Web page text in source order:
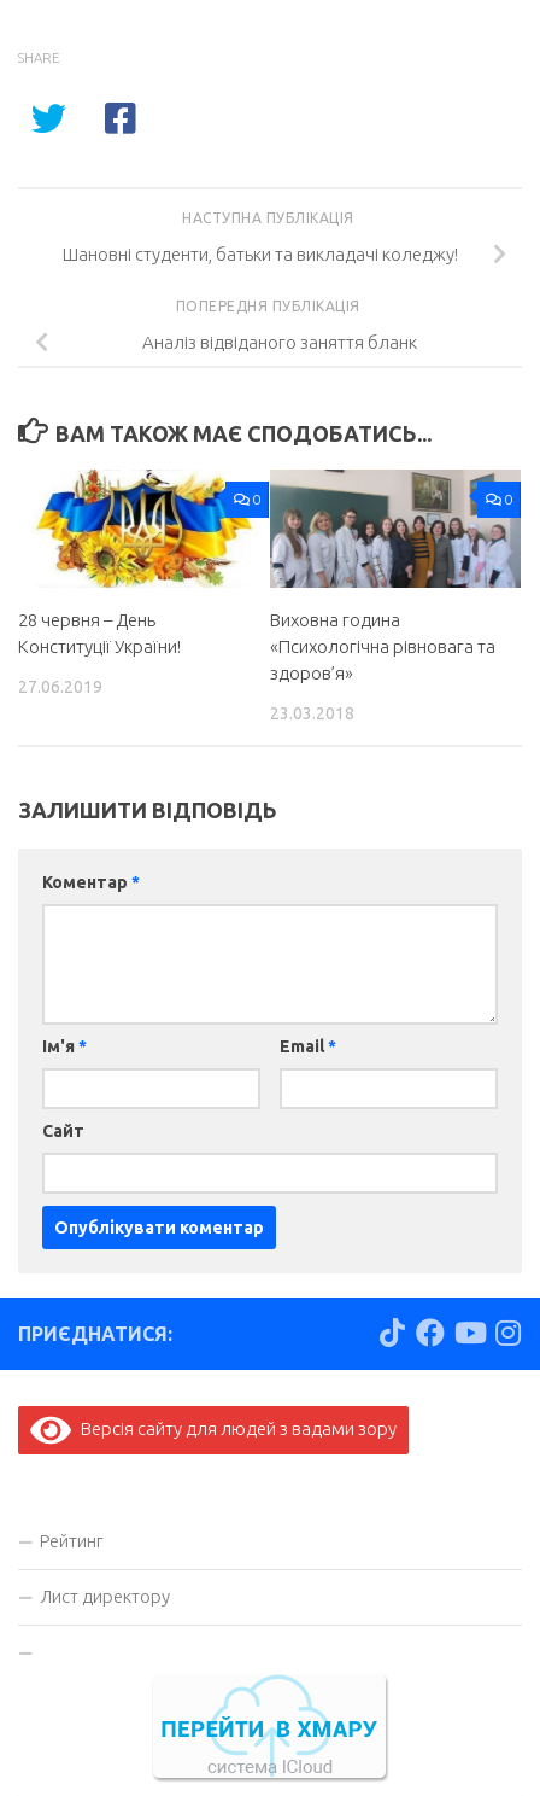
SHARE
НАСТУПНА ПУБЛІКАЦІЯ
Шановні студенти, батьки та викладачі коледжу!
ПОПЕРЕДНЯ ПУБЛІКАЦІЯ
Аналіз відвіданого заняття бланк
ВАМ ТАКОЖ МАЄ СПОДОБАТИСЬ...
0
28 червня – День
Конституції України!
27.06.2019
0
Виховна година
«Психологічна рівновага та
здоров’я»
23.03.2018
ЗАЛИШИТИ ВІДПОВІДЬ
Коментар *
Ім'я * Email*
Сайт
ПРИЄДНАТИСЯ:
Версія сайту для людей з вадами зору
Рейтинг
Лист директору